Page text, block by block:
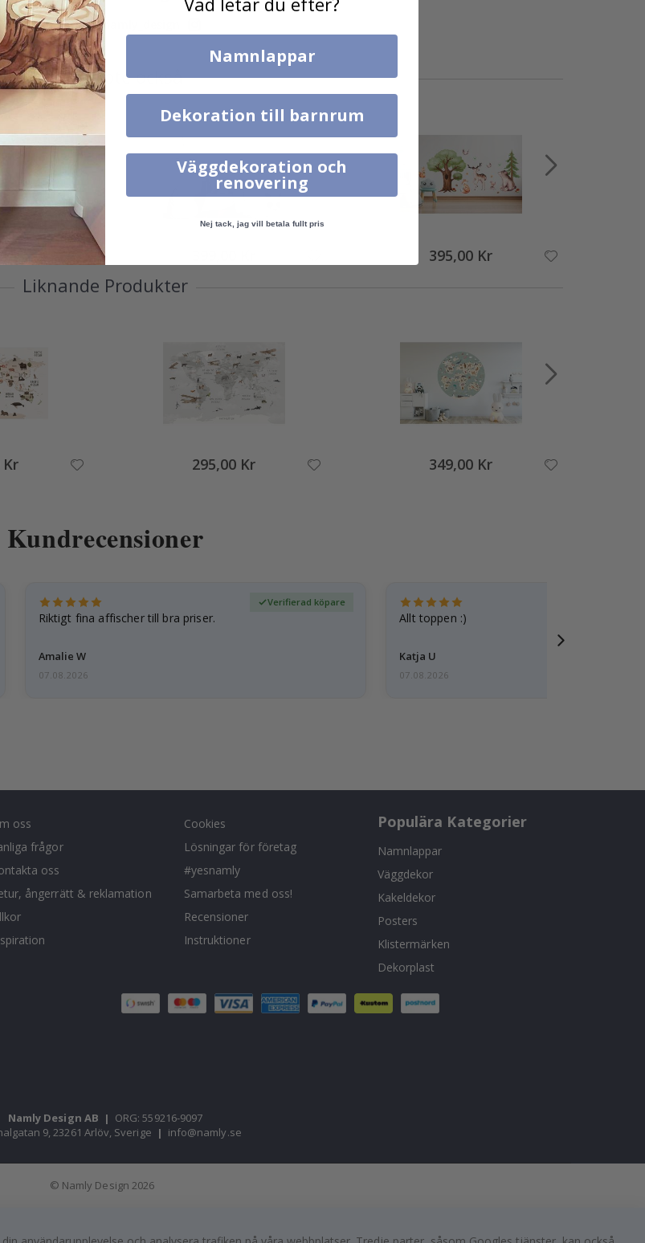
Tagga ditt med #namly_design
Andra köpte också
395,00 Kr
Liknande Produkter
Kr 295,00 Kr 349,00 Kr
Kundrecensioner
Riktigt fina affischer till bra priser.
Amalie W
Verifierad köpare
07.08.2026
Allt toppen :)
Katja U
07.08.2026
oss
frågor
oss
ångerrätt & reklamation
Cookies
Lösningar för företag
#yesnamly
Samarbeta med oss!
Recensioner
Instruktioner
Populära Kategorier
Namnlappar
Väggdekor
Kakeldekor
Posters
Klistermärken
Dekorplast
Namly Design AB | ORG: 559216-9097
9, 23261 Arlöv, Sverige | info@namly.se
© Namly Design 2026
Namnlappar
Dekoration till barnrum
Väggdekoration och
renovering
Nej tack, jag vill betala fullt pris